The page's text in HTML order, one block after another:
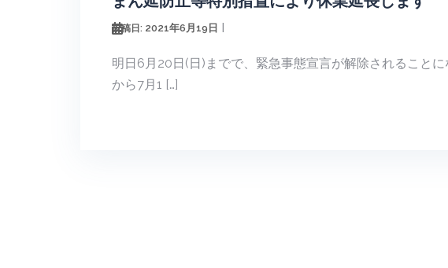
投稿日: 2021年6月19日
明日6月20日(日)までで、緊急事態宣言が解除されること
から7月1 […]